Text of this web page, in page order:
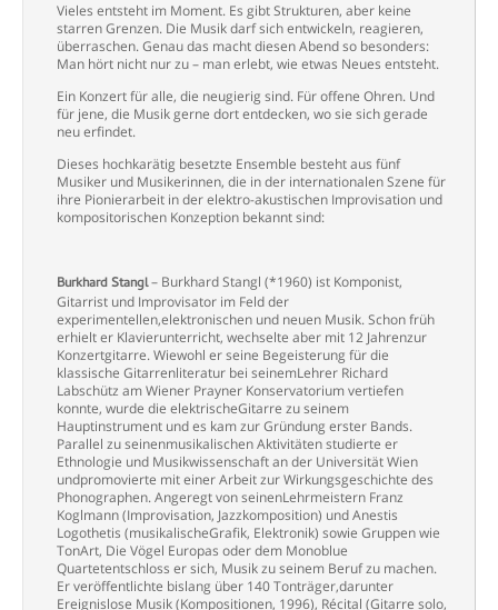
Vieles entsteht im Moment. Es gibt Strukturen, aber keine
starren Grenzen. Die Musik darf sich entwickeln, reagieren,
überraschen. Genau das macht diesen Abend so besonders:
Man hört nicht nur zu – man erlebt, wie etwas Neues entsteht.
Ein Konzert für alle, die neugierig sind. Für offene Ohren. Und
für jene, die Musik gerne dort entdecken, wo sie sich gerade
neu erfindet.
Dieses hochkarätig besetzte Ensemble besteht aus fünf
Musiker und Musikerinnen, die in der internationalen Szene für
ihre Pionierarbeit in der elektro-akustischen Improvisation und
kompositorischen Konzeption bekannt sind:
Burkhard Stangl– Burkhard Stangl (*1960) ist Komponist,
Gitarrist und Improvisator im Feld der
experimentellen,elektronischen und neuen Musik. Schon früh
erhielt er Klavierunterricht, wechselte aber mit 12 Jahrenzur
Konzertgitarre. Wiewohl er seine Begeisterung für die
klassische Gitarrenliteratur bei seinemLehrer Richard
Labschütz am Wiener Prayner Konservatorium vertiefen
konnte, wurde die elektrischeGitarre zu seinem
Hauptinstrument und es kam zur Gründung erster Bands.
Parallel zu seinenmusikalischen Aktivitäten studierte er
Ethnologie und Musikwissenschaft an der Universität Wien
undpromovierte mit einer Arbeit zur Wirkungsgeschichte des
Phonographen. Angeregt von seinenLehrmeistern Franz
Koglmann (Improvisation, Jazzkomposition) und Anestis
Logothetis (musikalischeGrafik, Elektronik) sowie Gruppen wie
TonArt, Die Vögel Europas oder dem Monoblue
Quartetentschloss er sich, Musik zu seinem Beruf zu machen.
Er veröffentlichte bislang über 140 Tonträger,darunter
Ereignislose Musik (Kompositionen, 1996), Récital (Gitarre solo,